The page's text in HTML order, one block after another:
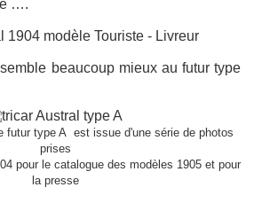
….
beaucoup mieux au futur type
futur type A est issue d'une série de photos
prises
pour le catalogue des modèles 1905 et pour
la presse
des motos Austral.